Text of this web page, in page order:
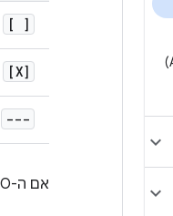
[ ]
[X]
---
אם ה-RRO לא מופיע בקטע'שם החבילה' של היעד שרוצים להוסיף לו שכבת-על, ה-RRO לא מותקן.